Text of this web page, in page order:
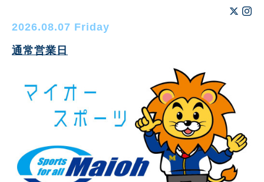
2026.08.07 Friday
通常営業日